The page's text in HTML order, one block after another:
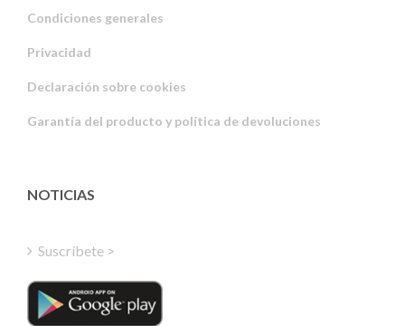
Condiciones generales
Privacidad
Declaración sobre cookies
Garantía del producto y política de devoluciones
NOTICIAS
Suscríbete >
Estonian